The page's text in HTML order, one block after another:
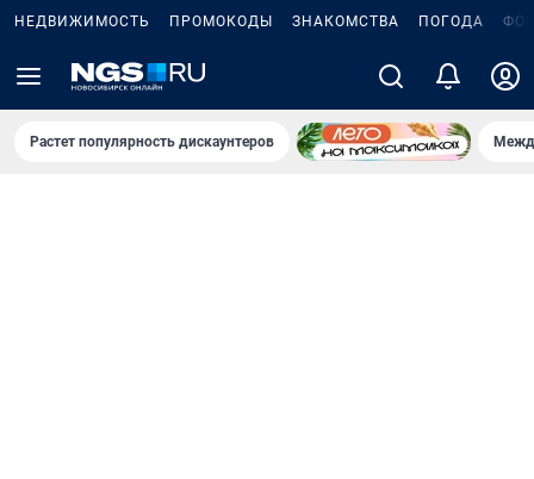
НЕДВИЖИМОСТЬ ПРОМОКОДЫ ЗНАКОМСТВА ПОГОДА
Растет популярность дискаунтеров